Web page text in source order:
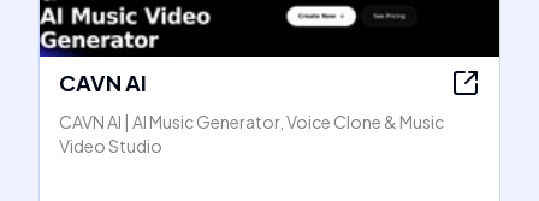
CAVN AI
CAVN AI | AI Music Generator, Voice Clone & Music
Video Studio